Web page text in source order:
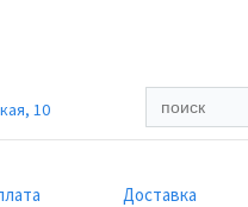
10
Доставка